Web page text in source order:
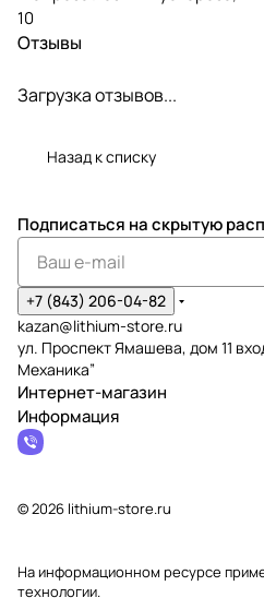
10
Отзывы
Загрузка отзывов...
Назад к списку
Подписаться на скрытую
+7 (843) 206-04-82
kazan@lithium-store.ru
ул. Проспект Ямашева, дом 11
Механика”
Интернет-магазин
Информация
© 2026 lithium-store.ru
На информационном ресурсе
технологии.